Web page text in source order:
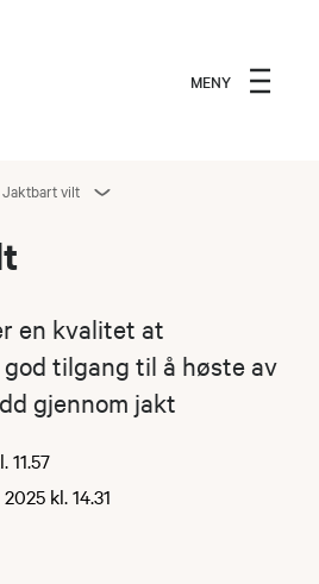
MENY
Jaktbart vilt
en kvalitet at
tilgang til å høste av
gjennom jakt
11.57
kl. 14.31